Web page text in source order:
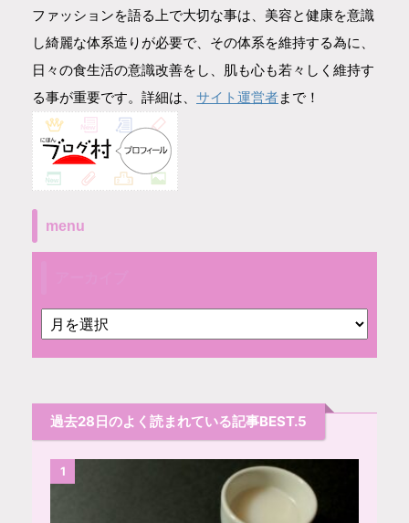
ファッションを語る上で大切な事は、美容と健康を意識
し綺麗な体系造りが必要で、その体系を維持する為に、
日々の食生活の意識改善をし、肌も心も若々しく維持す
る事が重要です。詳細は、 サイト運営者まで！
menu
過去28日のよく読まれている記事BEST.5
1